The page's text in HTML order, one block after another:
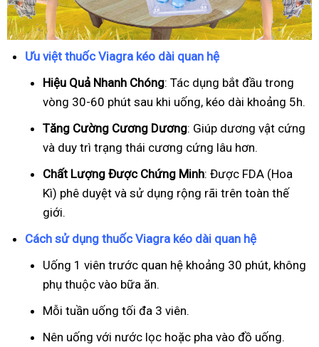
Ưu việt thuốc Viagra kéo dài quan hệ
Hiệu Quả Nhanh Chóng: Tác dụng bắt đầu trong
vòng 30-60 phút sau khi uống, kéo dài khoảng 5h.
Tăng Cường Cương Dương: Giúp dương vật cứng
và duy trì trạng thái cương cứng lâu hơn.
Chất Lượng Được Chứng Minh: Được FDA (Hoa
Kì) phê duyệt và sử dụng rộng rãi trên toàn thế
giới.
Cách sử dụng thuốc Viagra kéo dài quan hệ
Uống 1 viên trước quan hệ khoảng 30 phút, không
phụ thuộc vào bữa ăn.
Mỗi tuần uống tối đa 3 viên.
Nên uống với nước lọc hoặc pha vào đồ uống.